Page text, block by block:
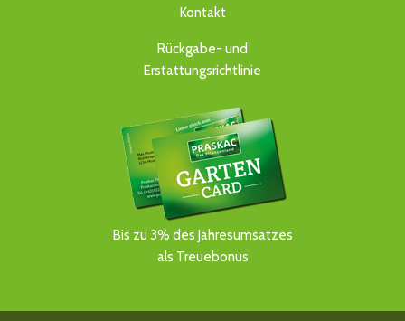
Kontakt
Rückgabe- und
Erstattungsrichtlinie
Bis zu 3% des Jahresumsatzes
als Treuebonus